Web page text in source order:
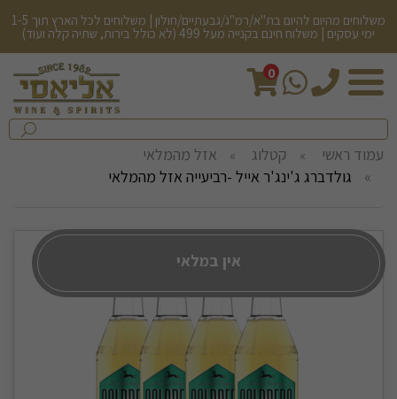
משלוחים מהיום להיום בת"א/רמ"ג/גבעתיים/חולון | משלוחים לכל הארץ תוך 1-5
ימי עסקים | משלוח חינם בקנייה מעל 499 (לא כולל בירות, שתיה קלה ועוד)
0
חיפש
בחנות...
עמוד ראשי קטלוג
אזל מהמלאי
גולדברג ג'ינג'ר אייל -רביעייה אזל מהמלאי
אין במלאי